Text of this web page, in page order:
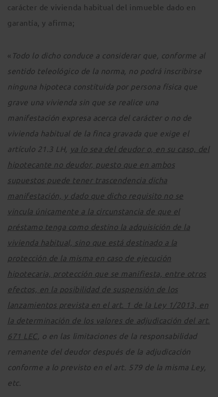
carácter de vivienda habitual del inmueble dado en
garantía, y afirma;
« Todo lo dicho conduce a considerar que, conforme al
sentido teleológico de la norma, no podrá inscribirse
ninguna hipoteca constituida por persona física que
grave una vivienda sin que se realice una
manifestación expresa acerca del carácter o no de
vivienda habitual de la finca gravada que exige el
artículo 21.3 LH, ya lo sea del deudor o, en su caso, del
hipotecante no deudor, puesto que en ambos
supuestos puede tener trascendencia dicha
manifestación, y dado que dicho requisito no se
vincula únicamente a la circunstancia de que el
préstamo tenga como destino la adquisición de la
vivienda habitual, sino que está destinado a la
protección de la misma en caso de ejecución
hipotecaria, protección que se manifiesta, entre otros
efectos, en la posibilidad de suspensión de los
lanzamientos prevista en el art. 1 de la Ley 1/2013, en
la determinación de los valores de adjudicación del art.
671 LEC, o en las limitaciones de la responsabilidad
remanente del deudor después de la adjudicación
conforme a lo previsto en el art. 579 de la misma Ley,
etc.